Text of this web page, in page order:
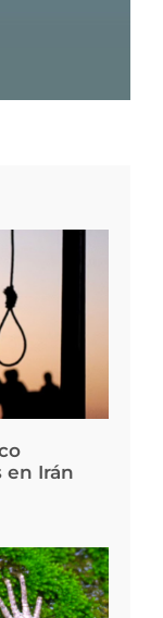
en Irán